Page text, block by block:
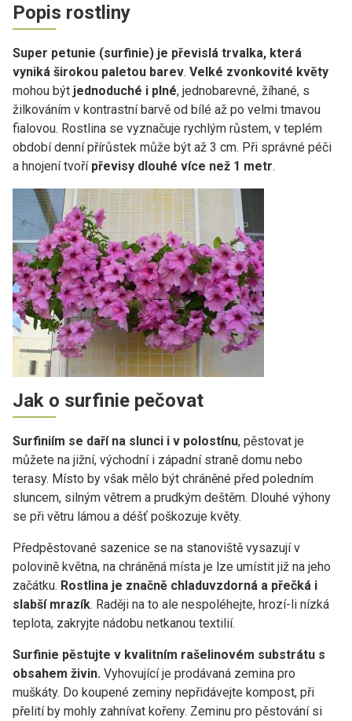
Popis rostliny
Super petunie (surfinie) je převislá trvalka, která
vyniká širokou paletou barev. Velké zvonkovité květy
mohou být jednoduché i plné, jednobarevné, žíhané, s
žilkováním v kontrastní barvě od bílé až po velmi tmavou
fialovou. Rostlina se vyznačuje rychlým růstem, v teplém
období denní přírůstek může být až 3 cm. Při správné péči
a hnojení tvoří převisy dlouhé více než 1 metr.
Jak o surfinie pečovat
Surfiniím se daří na slunci i v polostínu, pěstovat je
můžete na jižní, východní i západní straně domu nebo
terasy. Místo by však mělo být chráněné před poledním
sluncem, silným větrem a prudkým deštěm. Dlouhé výhony
se při větru lámou a déšť poškozuje květy.
Předpěstované sazenice se na stanoviště vysazují v
polovině května, na chráněná místa je lze umístit již na jeho
začátku. Rostlina je značně chladuvzdorná a přečká i
slabší mrazík. Raději na to ale nespoléhejte, hrozí-li nízká
teplota, zakryjte nádobu netkanou textilií.
Surfinie pěstujte v kvalitním rašelinovém substrátu s
obsahem živin. Vyhovující je prodávaná zemina pro
muškáty. Do koupené zeminy nepřidávejte kompost, při
přelití by mohly zahnívat kořeny. Zeminu pro pěstování si